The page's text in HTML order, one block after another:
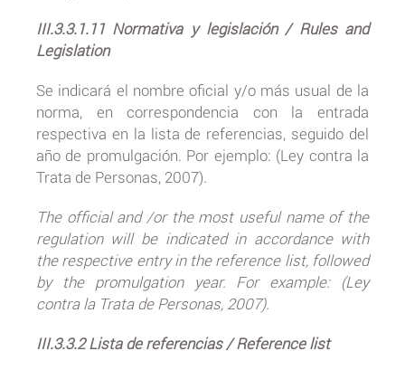
III.3.3.1.11 Normativa y legislación / Rules and
Legislation
Se indicará el nombre oficial y/o más usual de la
norma, en correspondencia con la entrada
respectiva en la lista de referencias, seguido del
año de promulgación. Por ejemplo: (Ley contra la
Trata de Personas, 2007).
The official and /or the most useful name of the
regulation will be indicated in accordance with
the respective entry in the reference list, followed
by the promulgation year. For example: (Ley
contra la Trata de Personas, 2007).
III.3.3.2 Lista de referencias / Reference list